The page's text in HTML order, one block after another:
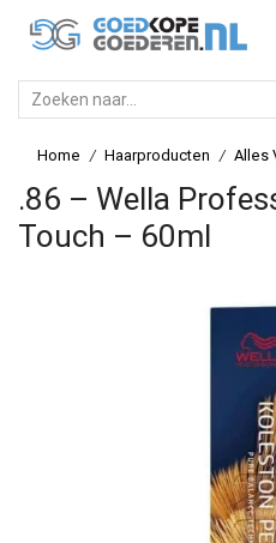
Home / Haarproducten / Alles
.86 – Wella
Touch – 60ml